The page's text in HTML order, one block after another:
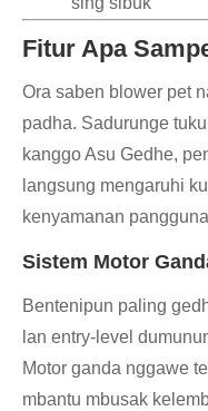
Fitur Apa
Ora saben blower pet
padha. Sadurunge
kanggo Asu Gedhe,
langsung mengaruhi
kenyamanan
Sistem Motor
Bentenipun paling
lan entry-level
Motor ganda nggawe
mbantu mbusak